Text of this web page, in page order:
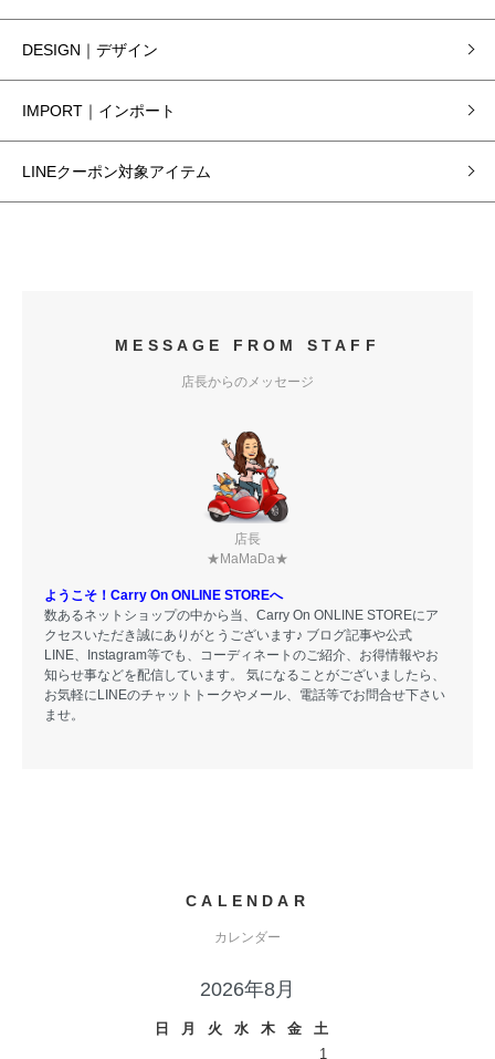
DESIGN｜デザイン
IMPORT｜インポート
LINEクーポン対象アイテム
MESSAGE FROM STAFF
店長からのメッセージ
店長
★MaMaDa★
ようこそ！Carry On ONLINE STOREへ
数あるネットショップの中から当、Carry On ONLINE STOREにア
クセスいただき誠にありがとうございます♪ ブログ記事や公式
LINE、Instagram等でも、コーディネートのご紹介、お得情報やお
知らせ事などを配信しています。 気になることがございましたら、
お気軽にLINEのチャットトークやメール、電話等でお問合せ下さい
ませ。
CALENDAR
カレンダー
2026年8月
日 月 火 水 木 金
土
1